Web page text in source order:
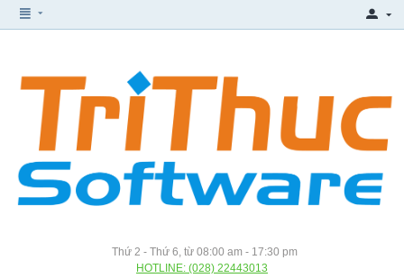
Thứ 2 - Thứ 6, từ 08:00 am - 17:30 pm
HOTLINE: (028) 22443013